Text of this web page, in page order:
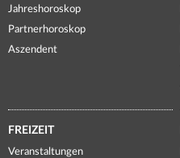
Jahreshoroskop
Partnerhoroskop
Aszendent
FREIZEIT
Veranstaltungen